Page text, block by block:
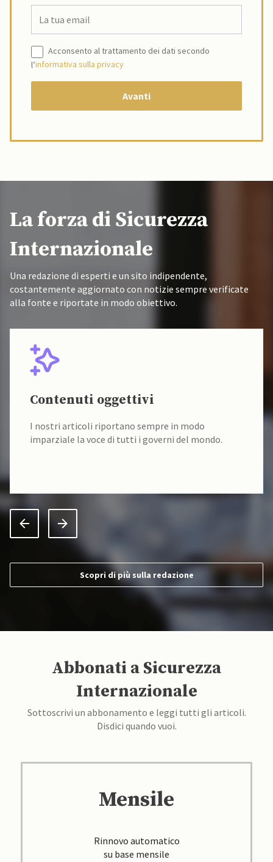
Acconsento al trattamento dei dati secondo
l’informativa sulla privacy
La forza di Sicurezza
Internazionale
Una redazione di esperti e un sito indipendente,
costantemente aggiornato con notizie sempre verificate
alla fonte e riportate in modo obiettivo.
Contenuti oggettivi
I nostri articoli riportano sempre in modo
imparziale la voce di tutti i governi del mondo.
Scopri di più sulla redazione
Abbonati a Sicurezza
Internazionale
Sottoscrivi un abbonamento e leggi tutti gli articoli.
Disdici quando vuoi.
Mensile
Rinnovo automatico
su base mensile